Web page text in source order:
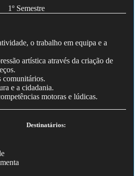
1º Semestre
o trabalho em equipa e a
artística através da criação de
comunitários.
e a cidadania.
motoras e lúdicas.
Destinatários: